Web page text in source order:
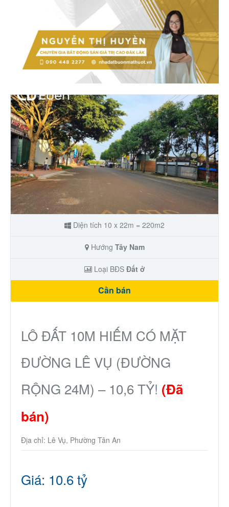
Diện tích 10 x 22m = 220m2
Hướng Tây Nam
Loại BĐS Đất ở
Cần bán
LÔ ĐẤT 10M HIẾM CÓ MẶT
ĐƯỜNG LÊ VỤ (ĐƯỜNG
RỘNG 24M) – 10,6 TỶ! (Đã
bán)
Địa chỉ: Lê Vụ, Phường Tân An
Giá: 10.6 tỷ